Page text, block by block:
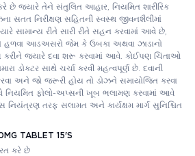
છે જ્યારે તેને સંતુલિત આહાર, નિયમિત શારીરિક
સતત નિરીક્ષણ સહિતની સ્વસ્થ જીવનશૈલીમાં
સામાન્ય રીતે સારી રીતે સહન કરવામાં આવે છે,
હળવા આડઅસરો જેમ કે ઉબકા અથવા ઝાડાનો
જ્યારે દવા શરૂ કરવામાં આવે. કોઈપણ ચિંતાઓ
ડોક્ટર સાથે ચર્ચા કરવી મહત્વપૂર્ણ છે. દવાની
અને જો જરૂરી હોય તો ડોઝને સમાયોજિત કરવા
નિયમિત ફોલો-અપ્સની ખૂબ ભલામણ કરવામાં આવે
નિયંત્રણ તરફ સલામત અને કાર્યક્ષમ માર્ગ સુનિશ્ચિત
TABLET 15'S
કરે છે